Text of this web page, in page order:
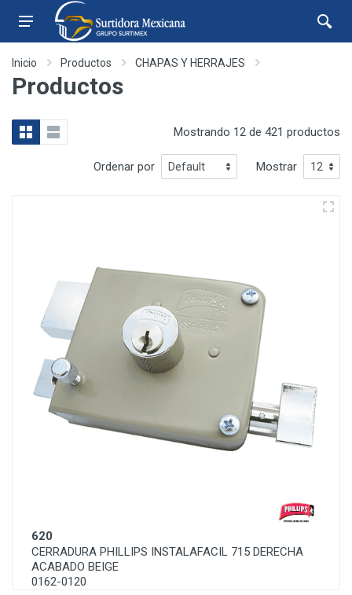
Inicio Productos CHAPAS Y HERRAJES
Productos
Mostrando 12 de 421 productos
Ordenar por Mostrar
620
CERRADURA PHILLIPS INSTALAFACIL 715 DERECHA
ACABADO BEIGE
0162-0120